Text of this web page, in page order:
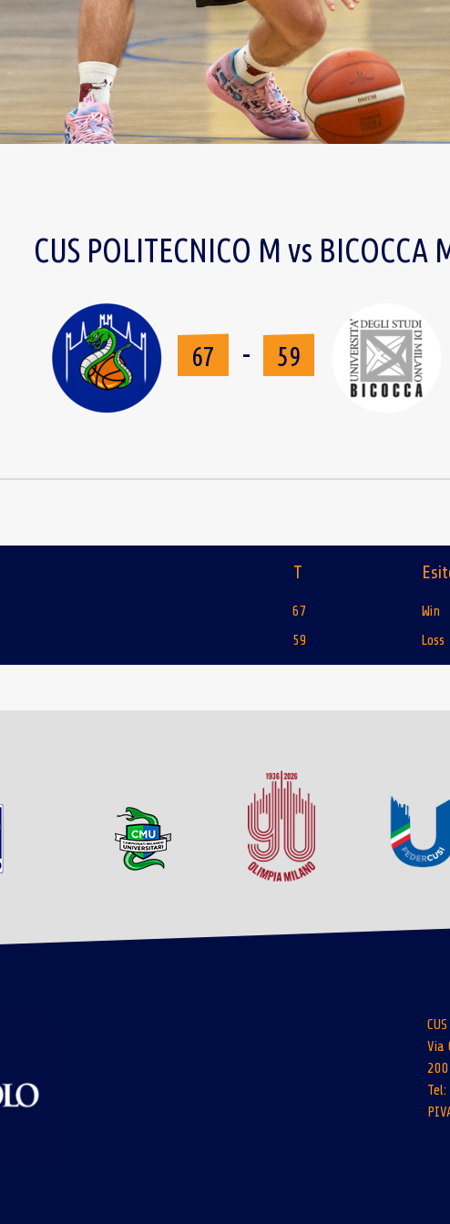
CUS POLITECNICO M vs BICOCCA
67 - 59
T
67
Win
59 Loss
Via